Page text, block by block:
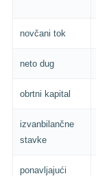
novčani tok
neto dug
obrtni kapital
izvanbilančne
stavke
ponavljajući